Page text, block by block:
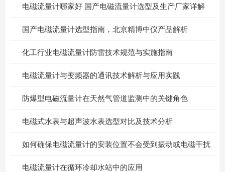
电磁流量计哪家好 国产电磁流量计选型及生产厂家详解
国产电磁流量计选型指南，北京精博中仪产品解析
化工行业电磁流量计防雷技术规范与实施指南
电磁流量计与变频器的通讯技术解析与应用实践
防爆型电磁流量计在天然气管道监测中的关键角色
电磁式水表与超声波水表选型对比及技术分析
如何确保电磁流量计的安装位置不会受到振动或电磁干扰
电磁流量计在循环冷却水站中的应用